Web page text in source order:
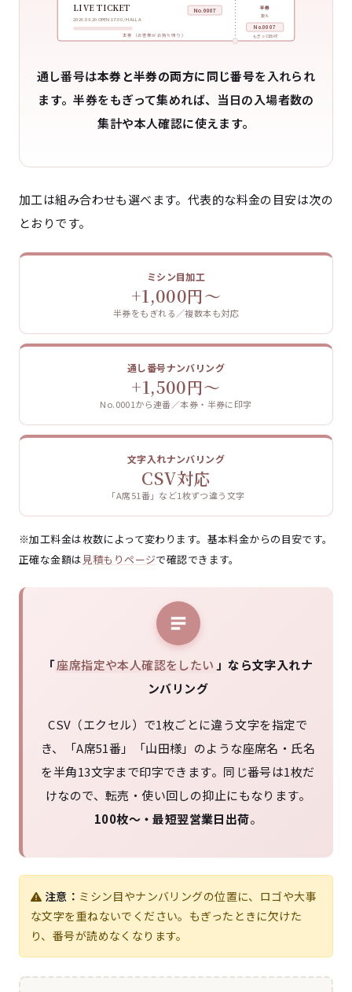
LIVE TICKET
2026.09.20 OPEN 17:00 / HALL A
No.0007
本券（お客様がお持ち帰り）
半券
控え
No.0007
もぎって回収
通し番号は本券と半券の両方に同じ番号を入れられ
ます。半券をもぎって集めれば、当日の入場者数の
集計や本人確認に使えます。
加工は組み合わせも選べます。代表的な料金の目安は次の
とおりです。
ミシン目加工
+1,000円〜
半券をもぎれる／複数本も対応
通し番号ナンバリング
+1,500円〜
No.0001から連番／本券・半券に印字
文字入れナンバリング
CSV対応
「A席51番」など1枚ずつ違う文字
※加工料金は枚数によって変わります。基本料金からの目安です。
正確な金額は見積もりページで確認できます。
「座席指定や本人確認をしたい」なら文字入れナ
ンバリング
CSV（エクセル）で1枚ごとに違う文字を指定で
き、「A席51番」「山田様」のような座席名・氏名
を半角13文字まで印字できます。同じ番号は1枚だ
けなので、転売・使い回しの抑止にもなります。
100枚〜・最短翌営業日出荷。
注意： ミシン目やナンバリングの位置に、ロゴや大事
な文字を重ねないでください。もぎったときに欠けた
り、番号が読めなくなります。